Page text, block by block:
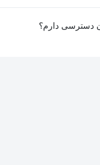
دسترسی دارم؟